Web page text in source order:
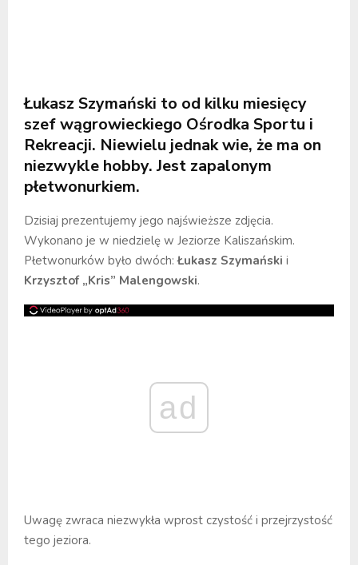
Łukasz Szymański to od kilku miesięcy
szef wągrowieckiego Ośrodka Sportu i
Rekreacji. Niewielu jednak wie, że ma on
niezwykle hobby. Jest zapalonym
płetwonurkiem.
Dzisiaj prezentujemy jego najświeższe zdjęcia.
Wykonano je w niedzielę w Jeziorze Kaliszańskim.
Płetwonurków było dwóch: Łukasz Szymański i
Krzysztof „Kris” Malengowski.
ad
Uwagę zwraca niezwykła wprost czystość i przejrzystość
tego jeziora.